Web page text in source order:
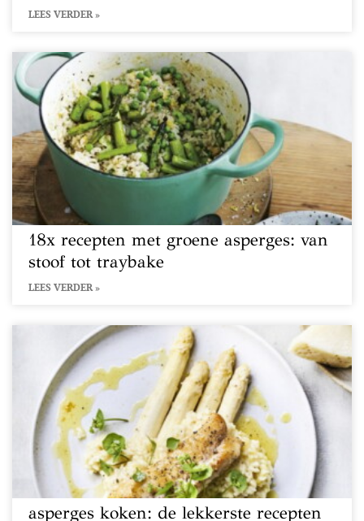
LEES VERDER »
18x recepten met groene asperges: van
stoof tot traybake
LEES VERDER »
asperges koken: de lekkerste recepten